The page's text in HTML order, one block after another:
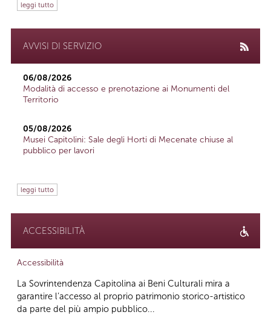
leggi tutto
AVVISI DI SERVIZIO
06/08/2026
Modalità di accesso e prenotazione ai Monumenti del
Territorio
05/08/2026
Musei Capitolini: Sale degli Horti di Mecenate chiuse al
pubblico per lavori
leggi tutto
ACCESSIBILITÀ
Accessibilità
La Sovrintendenza Capitolina ai Beni Culturali mira a
garantire l’accesso al proprio patrimonio storico-artistico
da parte del più ampio pubblico...